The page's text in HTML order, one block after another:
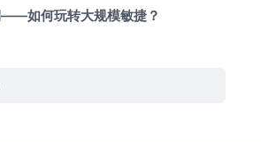
如何玩转大规模敏捷？